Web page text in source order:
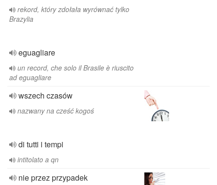
rekord, który zdołała wyrównać tylko
Brazylia
eguagliare
un record, che solo il Brasile è riuscito
ad eguagliare
wszech czasów
nazwany na cześć kogoś
di tutti i tempi
intitolato a qn
nie przez przypadek